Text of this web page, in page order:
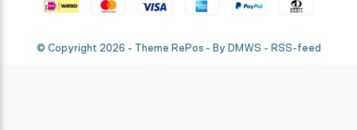
© Copyright 2026 - Theme RePos - By DMWS - RSS-feed